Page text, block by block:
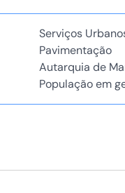
Serviços
Pavimentação
Autarquia de
População em